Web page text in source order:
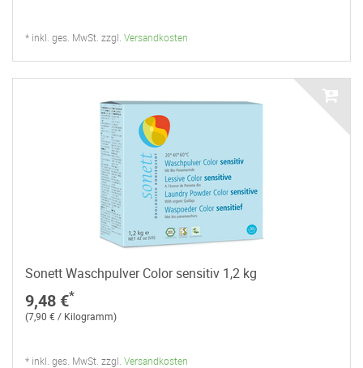
* inkl. ges. MwSt. zzgl. Versandkosten
Sonett Waschpulver Color sensitiv 1,2 kg
9,48 €*
(7,90 € / Kilogramm)
* inkl. ges. MwSt. zzgl. Versandkosten